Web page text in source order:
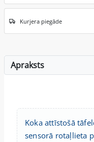
Kurjera piegāde
Apraksts
Koka attīstošā
sensorā rotaļlieta